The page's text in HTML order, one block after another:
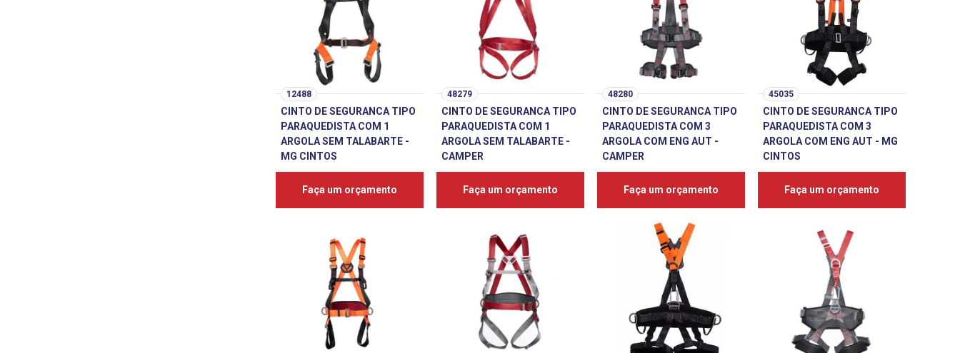
12488
CINTO DE SEGURANCA TIPO
PARAQUEDISTA COM 1
ARGOLA SEM TALABARTE -
MG CINTOS
Faça um orçamento
48279
CINTO DE SEGURANCA TIPO
PARAQUEDISTA COM 1
ARGOLA SEM TALABARTE -
CAMPER
Faça um orçamento
48280
CINTO DE SEGURANCA TIPO
PARAQUEDISTA COM 3
ARGOLA COM ENG AUT -
CAMPER
Faça um orçamento
45035
CINTO DE SEGURANCA TIPO
PARAQUEDISTA COM 3
ARGOLA COM ENG AUT - MG
CINTOS
Faça um orçamento